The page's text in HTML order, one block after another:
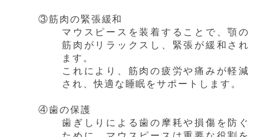
③筋肉の緊張緩和
マウスピースを装着することで、顎の
筋肉がリラックスし、緊張が緩和され
ます。
これにより、筋肉の疲労や痛みが軽減
され、快適な睡眠をサポートします。
④歯の保護
歯ぎしりによる歯の摩耗や損傷を防ぐ